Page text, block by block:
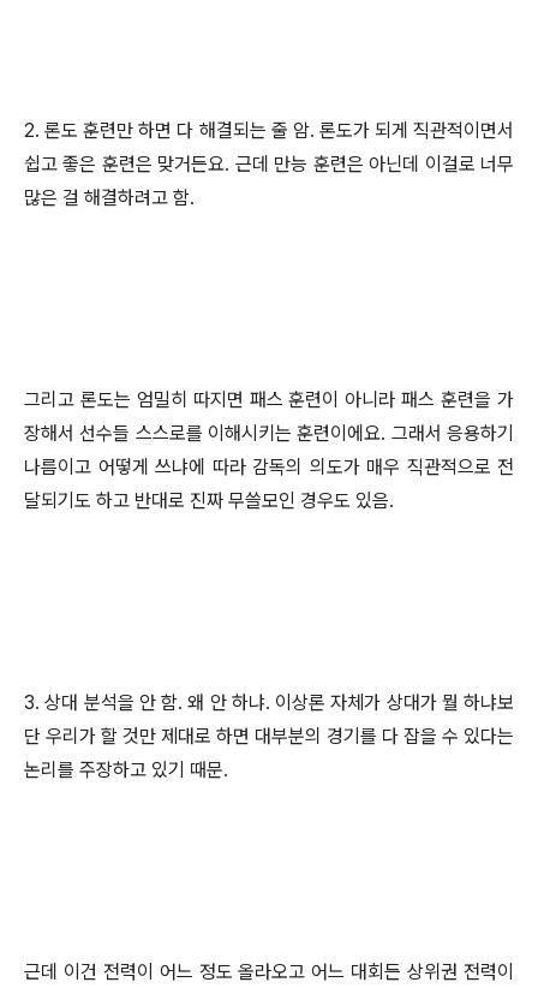
2. 론도 훈련만 하면 다 해결되는 줄 암. 론도가 되게 직관적이면서
쉽고 좋은 훈련은 맞거든요. 근데 만능 훈련은 아닌데 이걸로 너무
많은 걸 해결하려고 함.
그리고 론도는 엄밀히 따지면 패스 훈련이 아니라 패스 훈련을 가
장해서 선수들 스스로를 이해시키는 훈련이에요. 그래서 응용하기
나름이고 어떻게 쓰냐에 따라 감독의 의도가 매우 직관적으로 전
달되기도 하고 반대로 진짜 무쓸모인 경우도 있음.
3. 상대 분석을 안 함. 왜 안 하냐. 이상론 자체가 상대가 뭘 하냐보
단 우리가 할 것만 제대로 하면 대부분의 경기를 다 잡을 수 있다는
논리를 주장하고 있기 때문.
근데 이건 전력이 어느 정도 올라오고 어느 대회든 상위권 전력이